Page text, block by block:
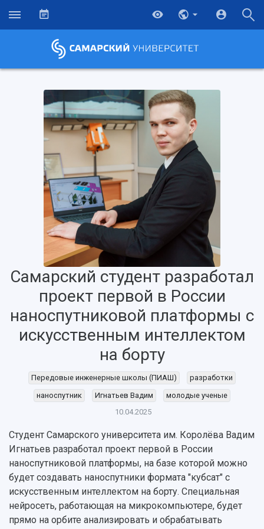
НАЗАД
Об университете
История
Ключевые факты
Рейтинги
Новости
Главные новости
Бортжурнал
Объявления
Образование
Почему я выбираю Самарский университет?
Абитуриенту
Бакалавриат и специалитет
Научно-исследовательская деятельность
Основные научные направления
Научные школы и ведущие научные коллективы
Диссертационные советы
Самарский студент разработал
проект первой в России
наноспутниковой платформы с
искусственным интеллектом
на борту
Передовые инженерные школы (ПИАШ)
разработки
наноспутник
Игнатьев Вадим
молодые ученые
10.04.2025
Студент Самарского университета им. Королёва Вадим
Игнатьев разработал проект первой в России
наноспутниковой платформы, на базе которой можно
будет создавать наноспутники формата "кубсат" с
искусственным интеллектом на борту. Специальная
нейросеть, работающая на микрокомпьютере, будет
прямо на орбите анализировать и обрабатывать